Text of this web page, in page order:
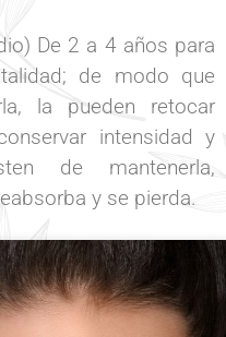
De 2 a 4 años para
de modo que
la pueden retocar
intensidad y
de mantenerla,
y se pierda.